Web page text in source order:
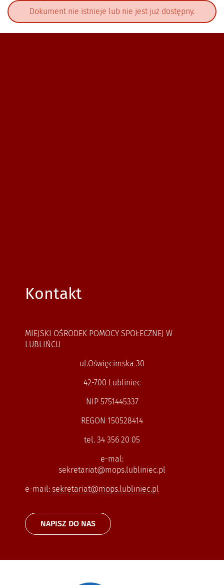
Dokument nie istnieje lub nie jest już dostępny.
Kontakt
MIEJSKI OŚRODEK POMOCY SPOŁECZNEJ W
LUBLIŃCU
ul.Oświęcimska 30
42-700 Lubliniec
NIP 5751445337
REGON 150528414
tel. 34 356 20 05
e-mal:
sekretariat@mops.lubliniec.pl
e-mail: sekretariat@mops.lubliniec.pl
NAPISZ DO NAS